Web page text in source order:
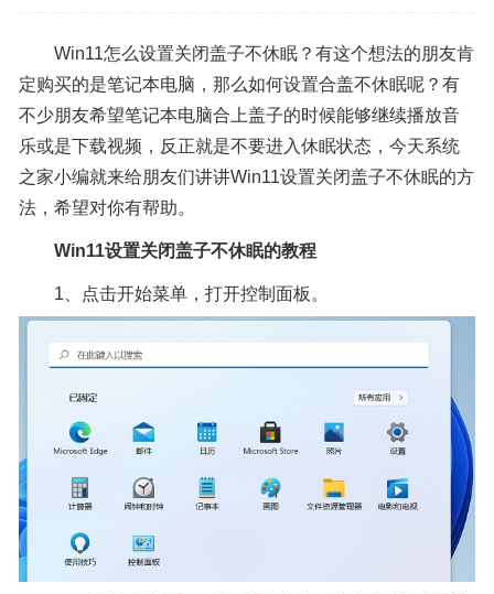
Win11怎么设置关闭盖子不休眠？有这个想法的朋友肯
定购买的是笔记本电脑，那么如何设置合盖不休眠呢？有
不少朋友希望笔记本电脑合上盖子的时候能够继续播放音
乐或是下载视频，反正就是不要进入休眠状态，今天系统
之家小编就来给朋友们讲讲Win11设置关闭盖子不休眠的方
法，希望对你有帮助。
Win11设置关闭盖子不休眠的教程
1、点击开始菜单，打开控制面板。